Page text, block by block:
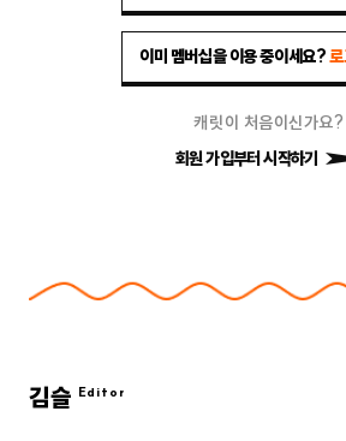
이미 멤버십을 이용 중이세요?
캐릿이 처음이신가요?
회원 가입부터 시작하기
김슬